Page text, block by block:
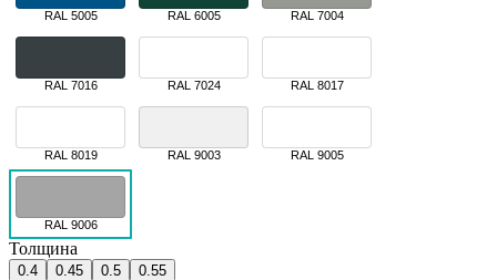
RAL 5005 RAL 6005 RAL 7004
RAL 7016 RAL 7024 RAL 8017
RAL 8019 RAL 9003 RAL 9005
RAL 9006
Толщина
0.4 0.45 0.5 0.55